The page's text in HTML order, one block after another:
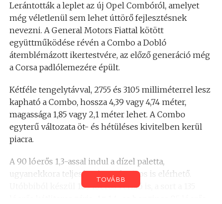
Lerántották a leplet az új Opel Combóról, amelyet
még véletlenül sem lehet úttörő fejlesztésnek
nevezni. A General Motors Fiattal kötött
együttműködése révén a Combo a Dobló
átemblémázott ikertestvére, az előző generáció még
a Corsa padlólemezére épült.
Kétféle tengelytávval, 2755 és 3105 milliméterrel lesz
kapható a Combo, hossza 4,39 vagy 4,74 méter,
magassága 1,85 vagy 2,1 méter lehet. A Combo
egyterű változata öt- és hétüléses kivitelben kerül
piacra.
A 90 lóerős 1,3-assal indul a dízel paletta,
ugyanekkora teljesítménnyel 1,6-os is elérhető.
Utóbbiból készül 105 lóerős verzió is, a sort a 135
TOVÁBB